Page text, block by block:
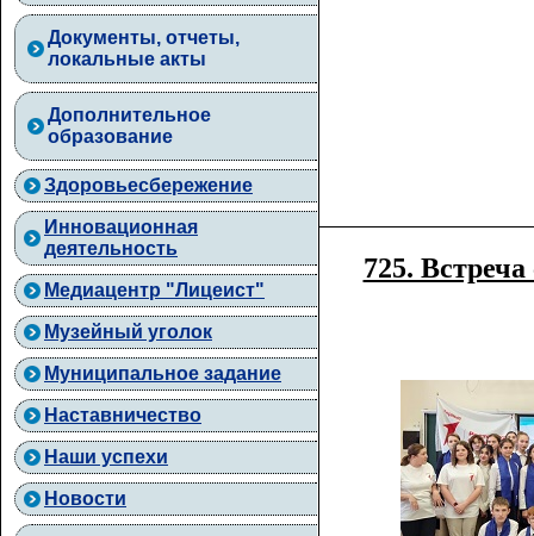
Документы, отчеты,
локальные акты
Дополнительное
образование
Здоровьесбережение
Инновационная
деятельность
Медиацентр "Лицеист"
Музейный уголок
Муниципальное задание
Наставничество
Наши успехи
Новости
725.